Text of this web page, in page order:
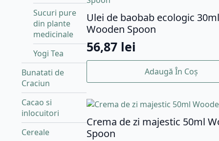
Sucuri pure
din plante
medicinale
Yogi Tea
Bunatati de
Craciun
Cacao si
inlocuitori
Cereale
Ulei de baobab ecologic 30ml
Wooden Spoon
56,87 lei
Adaugă În Coș
Crema de zi majestic 50ml
Spoon